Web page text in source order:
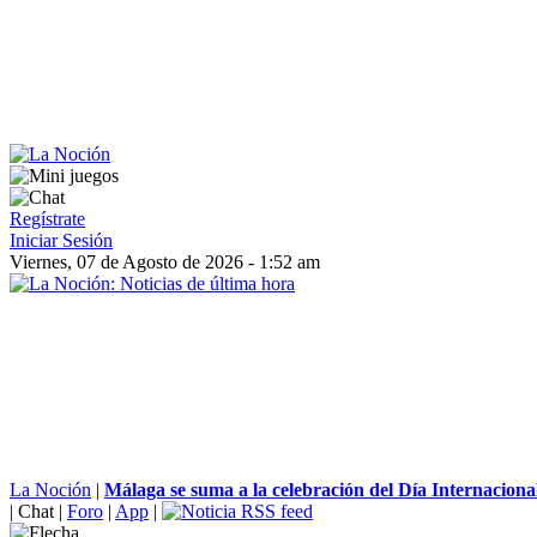
Regístrate
Iniciar Sesión
Viernes, 07 de Agosto de 2026 - 1:52 am
La Noción | Málaga se suma a la celebración del Día
| Chat | Foro | App |